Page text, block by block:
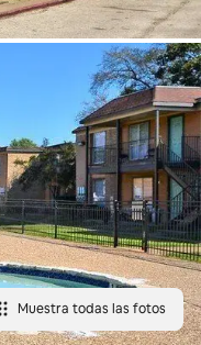
Muestra todas las fotos